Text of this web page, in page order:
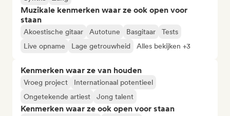
Muzikale kenmerken waar ze ook open voor
staan
Akoestische gitaar Autotune Basgitaar
Tests
Live opname
Lage getrouwheid Alles bekijken +3
Kenmerken waar ze van houden
Vroeg project
Internationaal potentieel
Ongetekende artiest
Jong talent
Kenmerken waar ze ook open voor staan